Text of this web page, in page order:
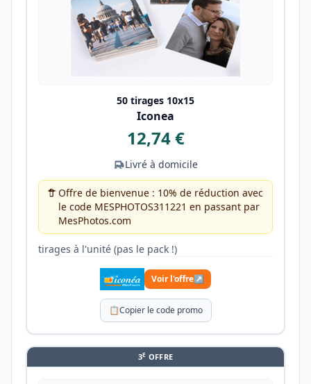
50 tirages 10x15
Iconea
12,74 €
Livré à domicile
Offre de bienvenue : 10% de réduction avec
le code MESPHOTOS311221 en passant par
MesPhotos.com
tirages à l'unité (pas le pack !)
Voir l'offre↗
📋Copier le code promo
3E OFFRE